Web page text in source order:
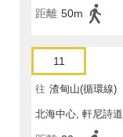
距離 50m
11
往 渣甸山(循環線)
北海中心, 軒尼詩道